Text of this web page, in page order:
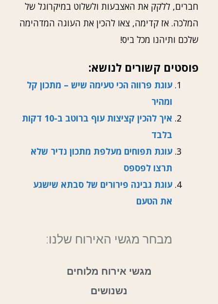
חברים, ללקק את האצבעות ולשלוט במיקרוגל של
המלכה. אז קדימה, צאו להכין את העוגה המדהימה
שלכם ותיהנו מכל ביס!
פוסטים קשורים לנושא:
עוגת פרווה הכי טעימה שיש – מתכון קל
ומהיר
איך להכין קציצות עוף ברוטב ב-10 דקות
בלבד
עוגת תפוחים מעלפת מתכון נדיר שלא
תרצו לפספס
עוגת גבינה פירורים של סבתא שישגע
את הטעם
מבחר מגשי האירוח שלנו:
מגשי אירוח מלוחים
נשנושים